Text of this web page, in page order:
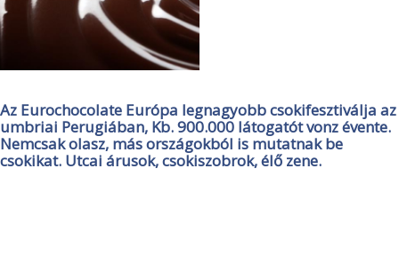
Az Eurochocolate Európa legnagyobb csokifesztiválja az
umbriai Perugiában, Kb. 900.000 látogatót vonz évente.
Nemcsak olasz, más országokból is mutatnak be
csokikat. Utcai árusok, csokiszobrok, élő zene.